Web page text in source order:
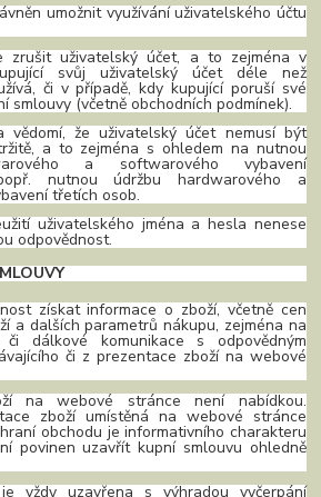
umožnit využívání uživatelského účtu
zrušit uživatelský účet, a to zejména v
svůj uživatelský účet déle než
či v případě, kdy kupující poruší své
smlouvy (včetně obchodních podmínek).
vědomí, že uživatelský účet nemusí být
a to zejména s ohledem na nutnou
a softwarového vybavení
nutnou údržbu hardwarového a
třetích osob.
uživatelského jména a hesla nenese
odpovědnost.
získat informace o zboží, včetně cen
a dalších parametrů nákupu, zejména na
či dálkové komunikace s odpovědným
či z prezentace zboží na webové
na webové stránce není nabídkou.
zboží umístěná na webové stránce
obchodu je informativního charakteru
povinen uzavřít kupní smlouvu ohledně
vždy uzavřena s výhradou vyčerpání